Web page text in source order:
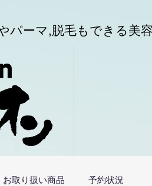
パーマ,脱毛もできる美
お取り扱い商品 予約状況